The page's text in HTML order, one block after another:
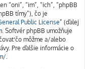
“oni”, “im”, “ich”, “phpBB
tímy”), čo je
Public License” (ďalej
. Softvér phpBB umožňuje
čo môžme a/alebo
Pre ďalšie informácie o